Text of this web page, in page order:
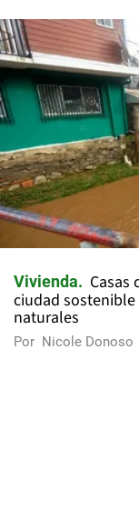
Vivienda
Casas
ciudad
naturales
Por Nicole Donoso